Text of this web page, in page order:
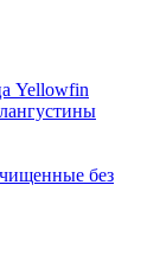
Yellowfin
без